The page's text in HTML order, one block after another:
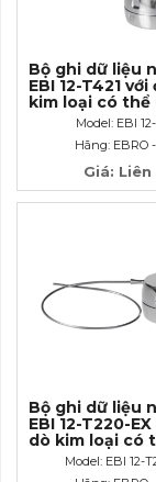
Bộ ghi dữ liệu
EBI 12-T421
kim loại có thể
cong dàiModel: EBI
Hãng: EBRO
Giá: Liên
Bộ ghi dữ liệu
EBI 12-T220-
dò kim loại có
cong dài
Model: EBI 12-